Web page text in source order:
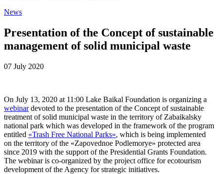
News
Presentation of the Concept of sustainable
management of solid municipal waste
07 July 2020
On July 13, 2020 at 11:00 Lake Baikal Foundation is organizing a
webinardevoted to the presentation of the Concept of sustainable
treatment of solid municipal waste in the territory of Zabaikalsky
national park which was developed in the framework of the program
entitled «Trash Free National Parks», which is being implemented
on the territory of the «Zapovednoe Podlemorye» protected area
since 2019 with the support of the Presidential Grants Foundation.
The webinar is co-organized by the project office for ecotourism
development of the Agency for strategic initiatives.